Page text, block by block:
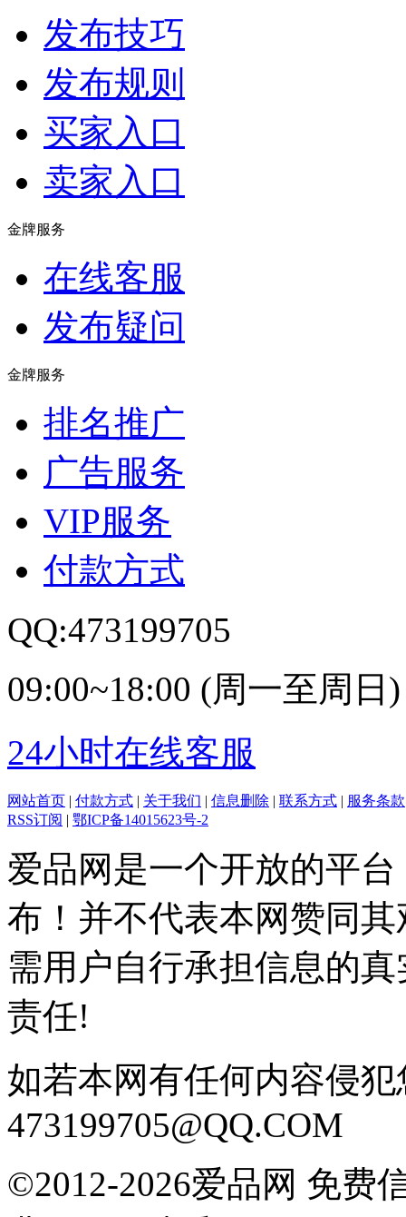
发布技巧
发布规则
买家入口
卖家入口
金牌服务
在线客服
发布疑问
金牌服务
排名推广
广告服务
VIP服务
付款方式
QQ:473199705
09:00~18:00 (周一至周日)
24小时在线客服
网站首页 | 付款方式 | 关于我们 | 信息删除 | 联系方式 | 服务条款
RSS订阅 | 鄂ICP备14015623号-2
爱品网是一个开放的平
布！并不代表本网赞同
需用户自行承担信息的
责任!
如若本网有任何内容侵
473199705@QQ.COM
©2012-2026爱品网 免费